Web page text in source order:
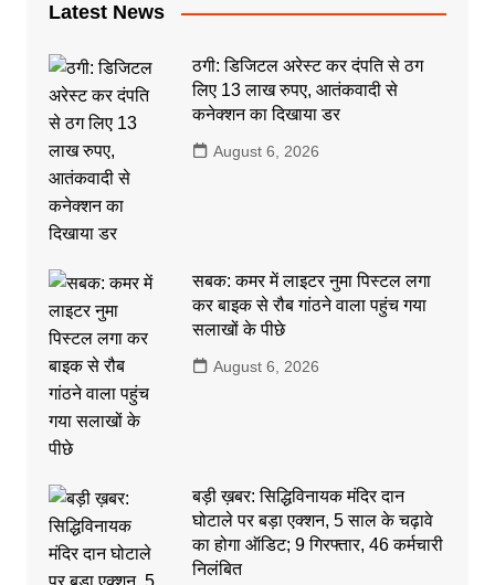
Latest News
ठगी: डिजिटल अरेस्ट कर दंपति से ठग
लिए 13 लाख रुपए, आतंकवादी से
कनेक्शन का दिखाया डर
August 6, 2026
सबक: कमर में लाइटर नुमा पिस्टल लगा
कर बाइक से रौब गांठने वाला पहुंच गया
सलाखों के पीछे
August 6, 2026
बड़ी ख़बर: सिद्धिविनायक मंदिर दान
घोटाले पर बड़ा एक्शन, 5 साल के चढ़ावे
का होगा ऑडिट; 9 गिरफ्तार, 46 कर्मचारी
निलंबित